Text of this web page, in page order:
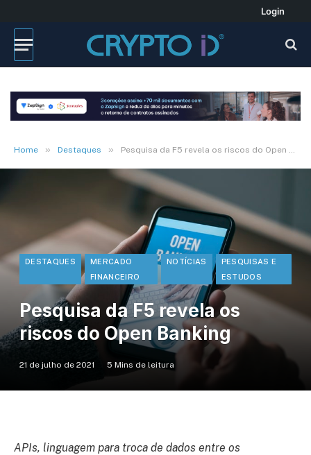
Login
Home » Destaques » Pesquisa da F5 revela os riscos do Open Banking
DESTAQUES
MERCADO
FINANCEIRO
NOTÍCIAS
PESQUISAS E
ESTUDOS
Pesquisa da F5 revela os
riscos do Open Banking
21 de julho de 2021 5 Mins de leitura
APIs, linguagem para troca de dados entre os